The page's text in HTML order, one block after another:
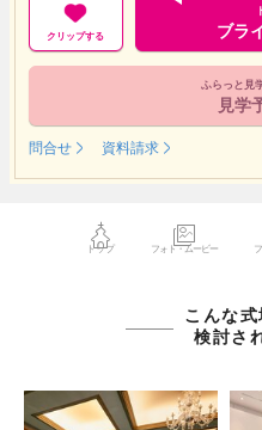
クリップする ブラ
ふらっと見
見学
問合せ 資料請求
トップ フォト・ムービー
こんな
検討さ